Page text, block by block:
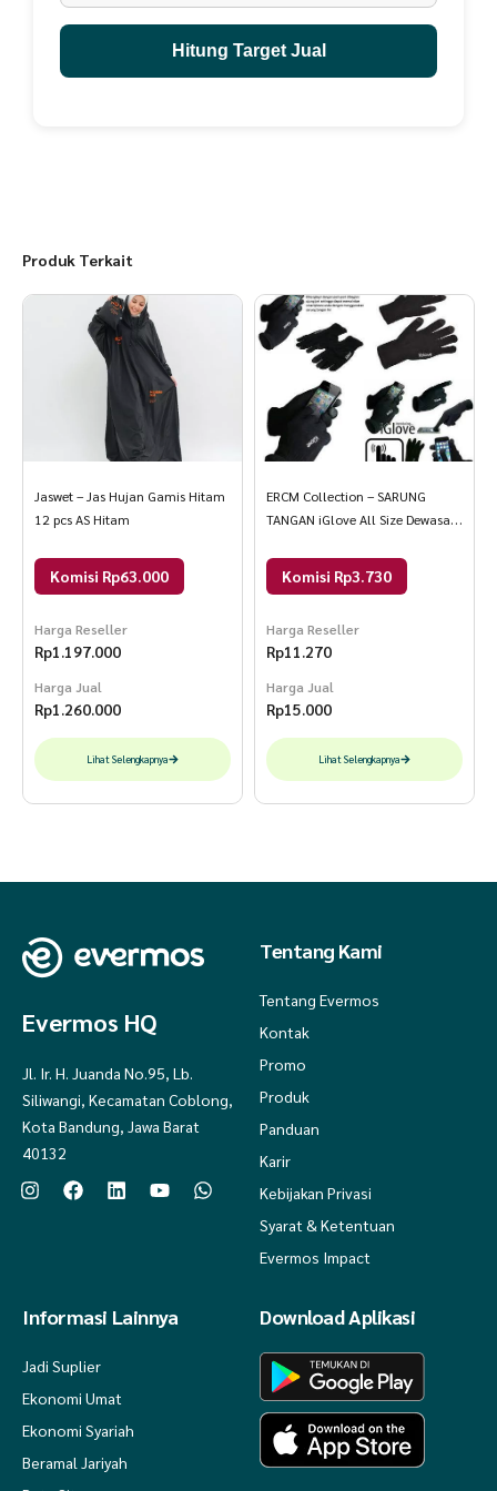
Hitung Target Jual
Produk Terkait
Jaswet – Jas Hujan Gamis Hitam
12 pcs AS Hitam
Komisi Rp63.000
Harga Reseller
Rp1.197.000
Harga Jual
Rp1.260.000
Lihat Selengkapnya
ERCM Collection – SARUNG
TANGAN iGlove All Size Dewasa
Komisi Rp3.730
Harga Reseller
Rp11.270
Harga Jual
Rp15.000
Lihat Selengkapnya
Evermos HQ
Jl. Ir. H. Juanda No.95, Lb.
Siliwangi, Kecamatan Coblong,
Kota Bandung, Jawa Barat
40132
Tentang Kami
Tentang Evermos
Kontak
Promo
Produk
Panduan
Karir
Kebijakan Privasi
Syarat & Ketentuan
Evermos Impact
Informasi Lainnya
Jadi Suplier
Ekonomi Umat
Ekonomi Syariah
Beramal Jariyah
Download Aplikasi